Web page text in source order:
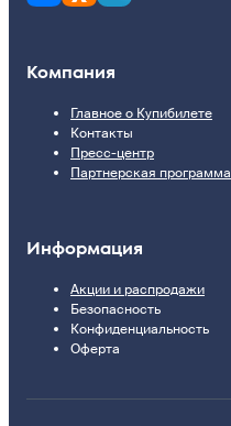
Компания
Главное о Купибилете
Контакты
Пресс-центр
Партнерская программа
Информация
Акции и распродажи
Безопасность
Конфиденциальность
Оферта